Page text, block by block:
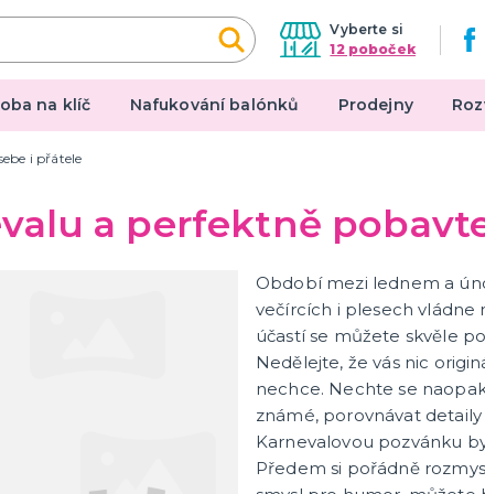
Vyberte si
12 poboček
na klíč Nafukování balónků Prodejny
líčidla a efekty
Claus
Další vánoční a zimní
Santa Claus
Čert
Anděl
další kategorie
Make-up, umělé řasy a
dekorace na kůži
Vodou ředitelná líčidla
i přátele
a perfektně
Období mezi lednem a
večírcích i plesech vládne
účastí se můžete skvěle
Nedělejte, že vás nic
nechce. Nechte se
známé, porovnávat
Karnevalovou pozvánku
Předem si pořádně